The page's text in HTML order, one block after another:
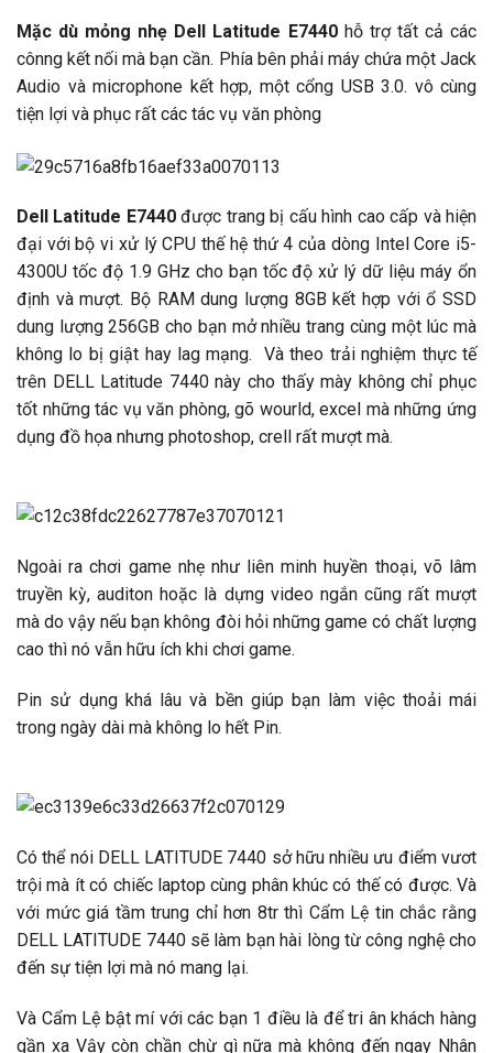
Mặc dù mỏng nhẹ Dell Latitude E7440 hỗ trợ tất cả các
cônng kết nối mà bạn cần. Phía bên phải máy chứa một Jack
Audio và microphone kết hợp, một cổng USB 3.0. vô cùng
tiện lợi và phục rất các tác vụ văn phòng
Dell Latitude E7440được trang bị cấu hình cao cấp và hiện
đại với bộ vi xử lý CPU thế hệ thứ 4 của dòng Intel Core i5-
4300U tốc độ 1.9 GHz cho bạn tốc độ xử lý dữ liệu máy ổn
định và mượt. Bộ RAM dung lượng 8GB kết hợp với ổ SSD
dung lượng 256GB cho bạn mở nhiều trang cùng một lúc mà
không lo bị giật hay lag mạng. Và theo trải nghiệm thực tế
trên DELL Latitude 7440 này cho thấy mày không chỉ phục
tốt những tác vụ văn phòng, gõ wourld, excel mà những ứng
dụng đồ họa nhưng photoshop, crell rất mượt mà.
Ngoài ra chơi game nhẹ như liên minh huyền thoại, võ lâm
truyền kỳ, auditon hoặc là dựng video ngắn cũng rất mượt
mà do vậy nếu bạn không đòi hỏi những game có chất lượng
cao thì nó vẫn hữu ích khi chơi game.
Pin sử dụng khá lâu và bền giúp bạn làm việc thoải mái
trong ngày dài mà không lo hết Pin.
Có thể nói DELL LATITUDE 7440 sở hữu nhiều ưu điểm vươt
trội mà ít có chiếc laptop cùng phân khúc có thế có được. Và
với mức giá tầm trung chỉ hơn 8tr thì Cẩm Lệ tin chắc rằng
DELL LATITUDE 7440 sẽ làm bạn hài lòng từ công nghệ cho
đến sự tiện lợi mà nó mang lại.
Và Cẩm Lệ bật mí với các bạn 1 điều là để tri ân khách hàng
gần xa Vậy còn chần chừ gì nữa mà không đến ngay Nhân